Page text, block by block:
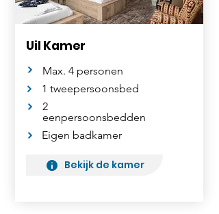
Uil Kamer
Max. 4 personen
1 tweepersoonsbed
2
eenpersoonsbedden
Eigen badkamer
Bekijk de kamer